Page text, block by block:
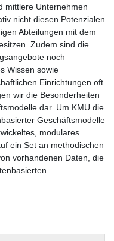
mittlere Unternehmen
nicht diesen Potenzialen
Abteilungen mit dem
Zudem sind die
noch
Wissen sowie
Einrichtungen oft
wir die Besonderheiten
dar. Um KMU die
Geschäftsmodelle
modulares
ein Set an methodischen
vorhandenen Daten, die